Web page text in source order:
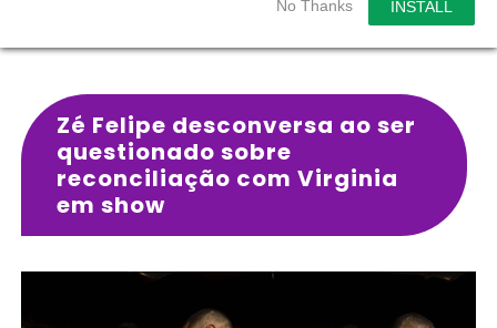
No Thanks INSTALL
Zé Felipe desconversa ao ser
questionado sobre
reconciliação com Virginia
em show